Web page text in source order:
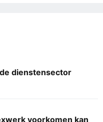
dienstensector
voorkomen kan